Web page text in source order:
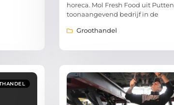
horeca. Mol Fresh Food uit
toonaangevend bedrijf in de
Groothandel